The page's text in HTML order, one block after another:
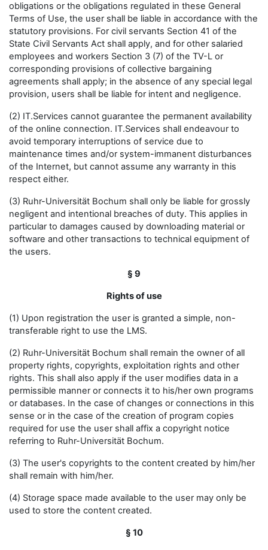
obligations or the obligations regulated in these General
Terms of Use, the user shall be liable in accordance with the
statutory provisions. For civil servants Section 41 of the
State Civil Servants Act shall apply, and for other salaried
employees and workers Section 3 (7) of the TV-L or
corresponding provisions of collective bargaining
agreements shall apply; in the absence of any special legal
provision, users shall be liable for intent and negligence.
(2) IT.Services cannot guarantee the permanent availability
of the online connection. IT.Services shall endeavour to
avoid temporary interruptions of service due to
maintenance times and/or system-immanent disturbances
of the Internet, but cannot assume any warranty in this
respect either.
(3) Ruhr-Universität Bochum shall only be liable for grossly
negligent and intentional breaches of duty. This applies in
particular to damages caused by downloading material or
software and other transactions to technical equipment of
the users.
§ 9
Rights of use
(1) Upon registration the user is granted a simple, non-
transferable right to use the LMS.
(2) Ruhr-Universität Bochum shall remain the owner of all
property rights, copyrights, exploitation rights and other
rights. This shall also apply if the user modifies data in a
permissible manner or connects it to his/her own programs
or databases. In the case of changes or connections in this
sense or in the case of the creation of program copies
required for use the user shall affix a copyright notice
referring to Ruhr-Universität Bochum.
(3) The user's copyrights to the content created by him/her
shall remain with him/her.
(4) Storage space made available to the user may only be
used to store the content created.
§ 10